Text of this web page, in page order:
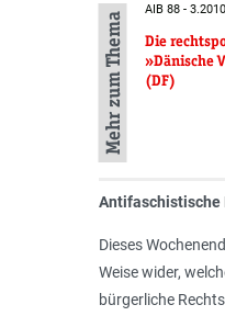
Mehr zum Thema
AIB 88 -
Die
»Dänische
(DF)
Antifaschistische
Dieses
Weise wider,
bürgerliche